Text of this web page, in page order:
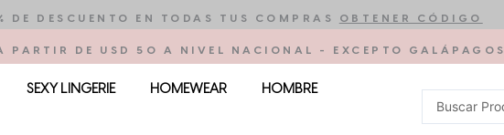
DE DESCUENTO EN TODAS TUS COMPRAS OBTENER CÓDIGO
PARTIR DE USD 50 A NIVEL NACIONAL - EXCEPTO GALÁPAGOS
SEXY LINGERIE HOMEWEAR HOMBRE
Search
...